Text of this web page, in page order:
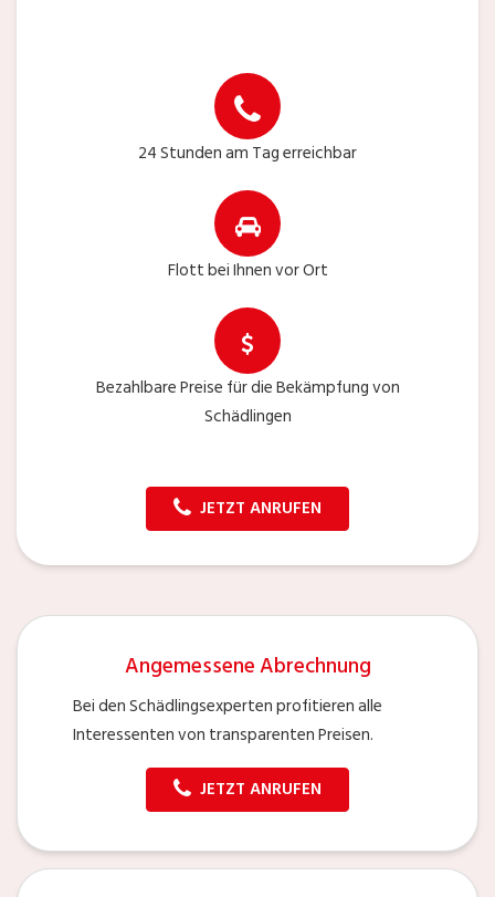
24 Stunden am Tag erreichbar
Flott bei Ihnen vor Ort
Bezahlbare Preise für die Bekämpfung von
Schädlingen
JETZT ANRUFEN
Angemessene Abrechnung
Bei den Schädlingsexperten profitieren alle
Interessenten von transparenten Preisen.
JETZT ANRUFEN